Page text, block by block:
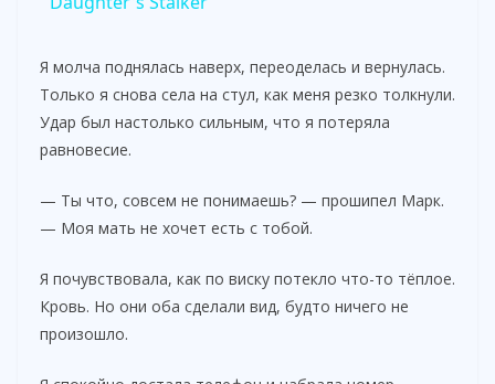
y
V
i
d
Я молча поднялась наверх, переоделась и вернулась.
Только я снова села на стул, как меня резко толкнули.
Удар был настолько сильным, что я потеряла
равновесие.
— Ты что, совсем не понимаешь? — прошипел Марк.
— Моя мать не хочет есть с тобой.
Я почувствовала, как по виску потекло что-то тёплое.
Кровь. Но они оба сделали вид, будто ничего не
произошло.